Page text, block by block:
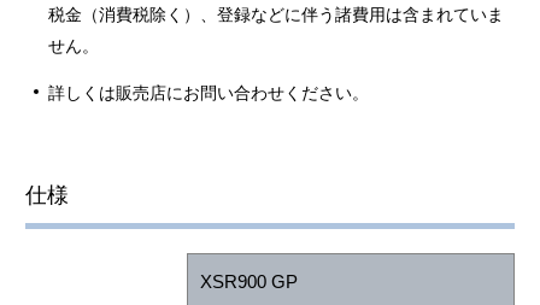
税金（消費税除く）、登録などに伴う諸費用は含まれていま
せん。
詳しくは販売店にお問い合わせください。
仕様
XSR900 GP